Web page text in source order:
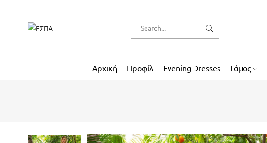
Αρχική Προφίλ Evening Dresses Γάμος